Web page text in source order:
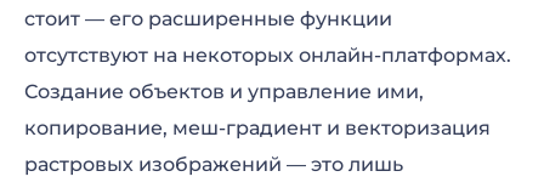
стоит — его расширенные функции
отсутствуют на некоторых онлайн-платформах.
Создание объектов и управление ими,
копирование, меш-градиент и векторизация
растровых изображений — это лишь